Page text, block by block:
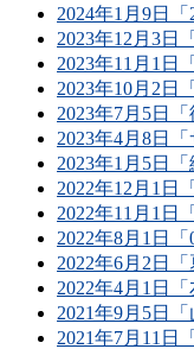
2024年1月9日
2023年12月3日
2023年11月1日
2023年10月2日
2023年7月5日
2023年4月8日
2023年1月5日
2022年12月1日
2022年11月1日
2022年8月1日
2022年6月2日
2022年4月1日
2021年9月5日
2021年7月11日